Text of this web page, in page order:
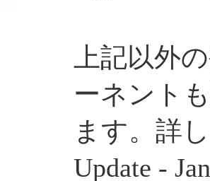
上記以外
ーネント
ます。詳
Update -